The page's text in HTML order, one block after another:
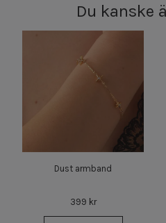
Du kanske
Dust armband
399 kr